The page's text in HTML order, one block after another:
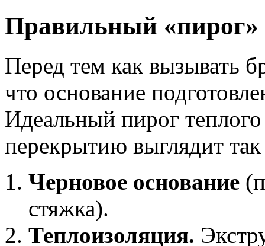
Правильный «пирог»
Перед тем как вызывать
что основание
Идеальный пирог
перекрытию выглядит
Черновое основание
стяжка).
Теплоизоляция.